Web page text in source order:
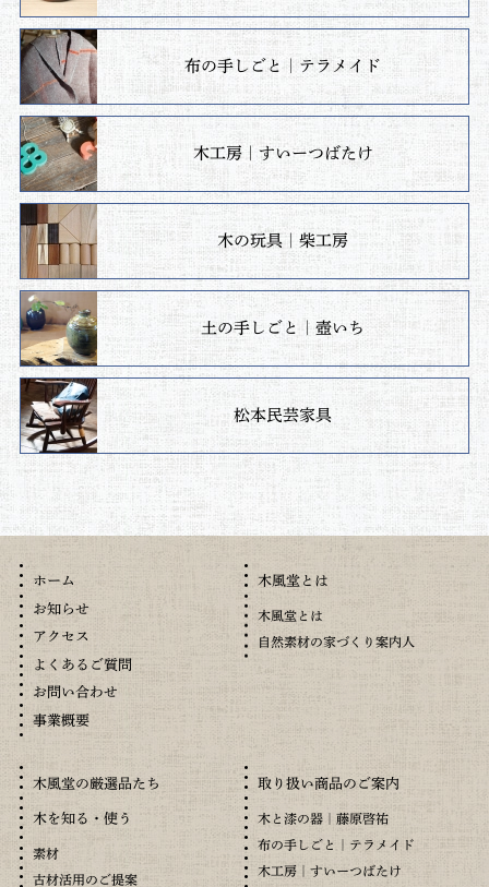
布の手しごと｜テラメイド
木工房｜すいーつばたけ
木の玩具｜柴工房
土の手しごと｜壺いち
松本民芸家具
ホーム
お知らせ
アクセス
よくあるご質問
お問い合わせ
事業概要
木風堂とは
木風堂とは
自然素材の家づくり案内人
木風堂の厳選品たち
木を知る・使う
素材
古材活用のご提案
取り扱い商品のご案内
木と漆の器｜藤原啓祐
布の手しごと｜テラメイド
木工房｜すいーつばたけ